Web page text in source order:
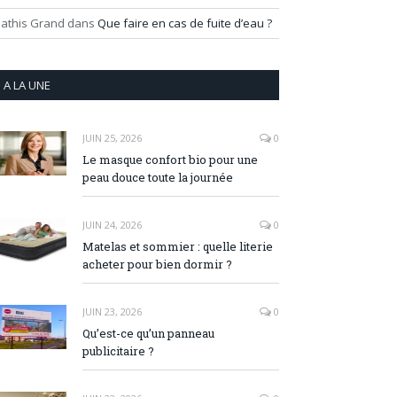
Grand dans Que faire en cas de fuite d’eau ?
A LA UNE
JUIN 25, 2026 0
Le masque confort bio pour une
peau douce toute la journée
JUIN 24, 2026 0
Matelas et sommier : quelle literie
acheter pour bien dormir ?
JUIN 23, 2026 0
Qu’est-ce qu’un panneau
publicitaire ?